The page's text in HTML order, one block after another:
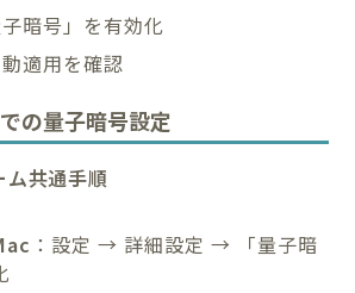
子暗号」を有効化
適用を確認
の量子暗号設定
共通手順
：設定 → 詳細設定 → 「量子暗